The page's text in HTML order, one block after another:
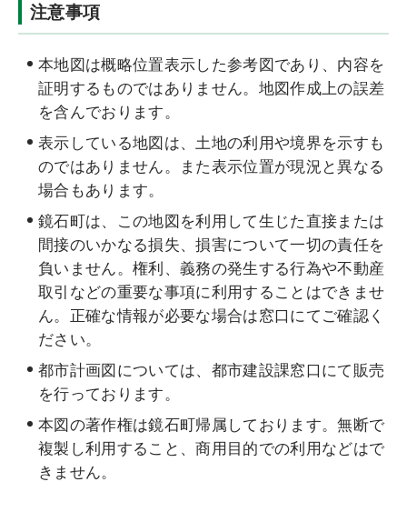
注意事項
本地図は概略位置表示した参考図であり、内容を
証明するものではありません。地図作成上の誤差
を含んでおります。
表示している地図は、土地の利用や境界を示すも
のではありません。また表示位置が現況と異なる
場合もあります。
鏡石町は、この地図を利用して生じた直接または
間接のいかなる損失、損害について一切の責任を
負いません。権利、義務の発生する行為や不動産
取引などの重要な事項に利用することはできませ
ん。正確な情報が必要な場合は窓口にてご確認く
ださい。
都市計画図については、都市建設課窓口にて販売
を行っております。
本図の著作権は鏡石町帰属しております。無断で
複製し利用すること、商用目的での利用などはで
きません。